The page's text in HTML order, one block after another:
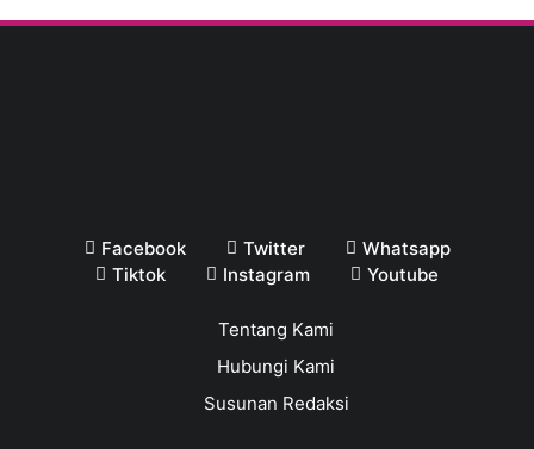
Facebook Twitter
Whatsapp
Tiktok
Instagram Youtube
Tentang Kami
Hubungi Kami
Susunan Redaksi